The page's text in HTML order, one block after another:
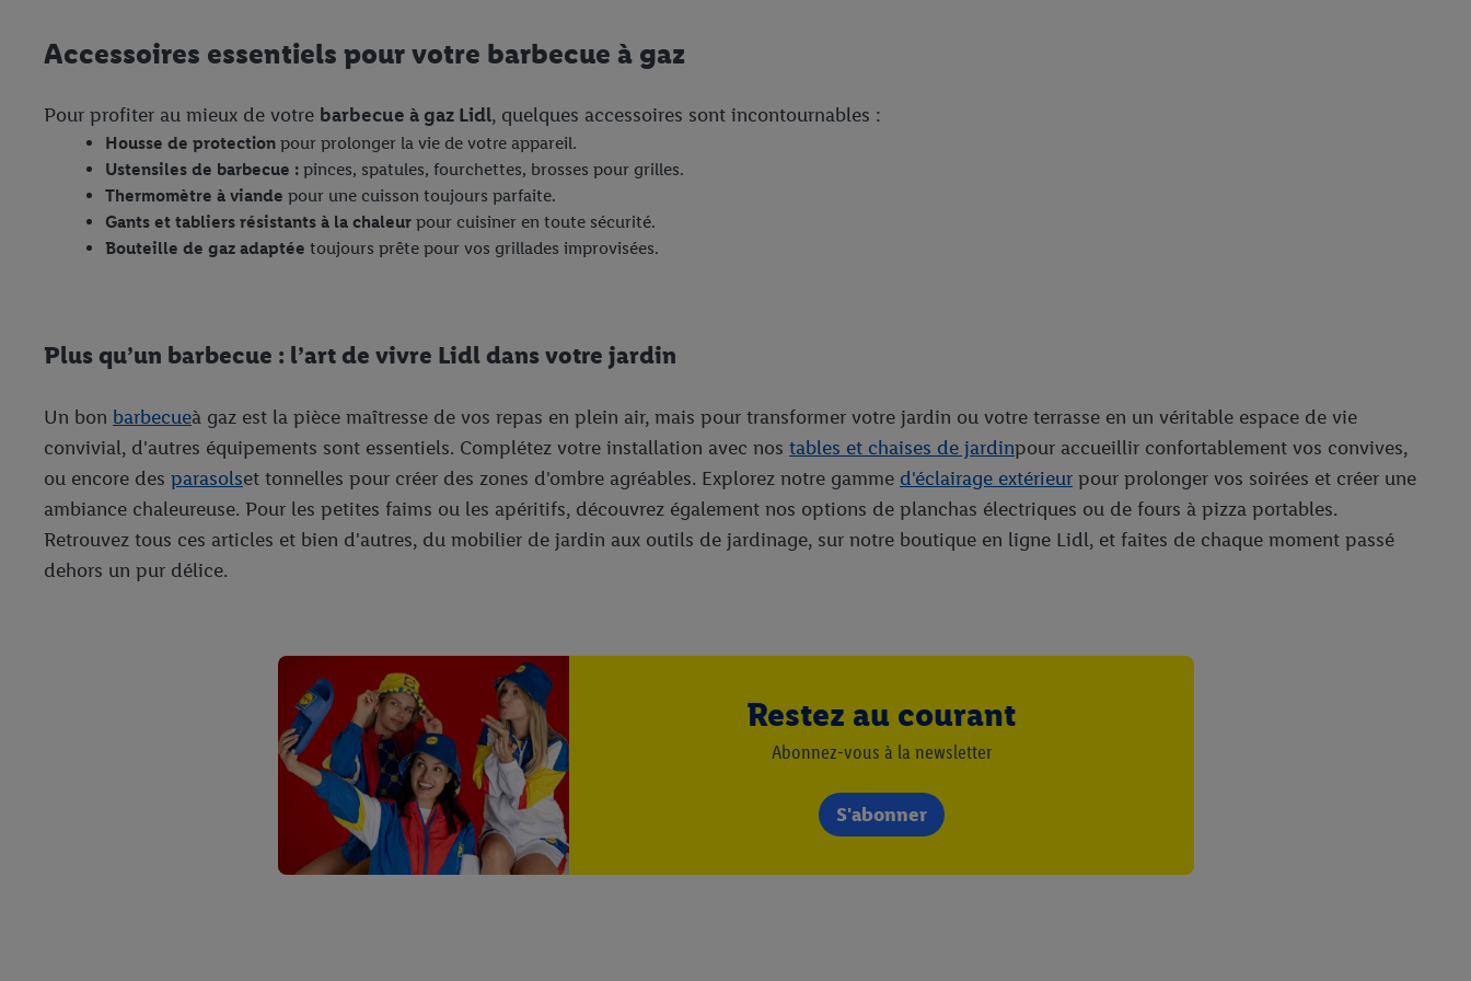
Accessoires essentiels pour votre barbecue à gaz
Pour profiter au mieux de votre barbecue à gaz Lidl, quelques accessoires sont incontournables :
Housse de protection pour prolonger la vie de votre appareil.
Ustensiles de barbecue : pinces, spatules, fourchettes, brosses pour grilles.
Thermomètre à viande pour une cuisson toujours parfaite.
Gants et tabliers résistants à la chaleur pour cuisiner en toute sécurité.
Bouteille de gaz adaptée toujours prête pour vos grillades improvisées.
Plus qu’un barbecue : l’art de vivre Lidl dans votre jardin
Un bon barbecueà gaz est la pièce maîtresse de vos repas en plein air, mais pour transformer votre jardin ou votre terrasse en un véritable espace de vie
convivial, d'autres équipements sont essentiels. Complétez votre installation avec nos tables et chaises de jardinpour accueillir confortablement vos convives,
ou encore des parasolset tonnelles pour créer des zones d'ombre agréables. Explorez notre gamme d'éclairage extérieur pour prolonger vos soirées et créer une
ambiance chaleureuse. Pour les petites faims ou les apéritifs, découvrez également nos options de planchas électriques ou de fours à pizza portables.
Retrouvez tous ces articles et bien d'autres, du mobilier de jardin aux outils de jardinage, sur notre boutique en ligne Lidl, et faites de chaque moment passé
dehors un pur délice.
Restez au courant
Abonnez-vous à la newsletter
S'abonner